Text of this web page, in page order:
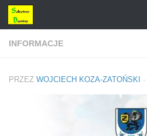
Przejdź do treści
INFORMACJE
PRZEZ WOJCIECH KOZA-ZATOŃSKI ·